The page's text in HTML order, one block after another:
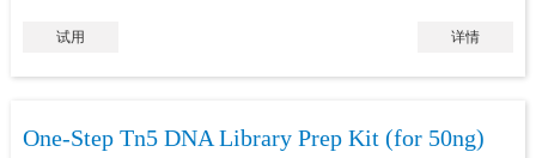
试用 详情
One-Step Tn5 DNA Library Prep Kit (for 50ng)